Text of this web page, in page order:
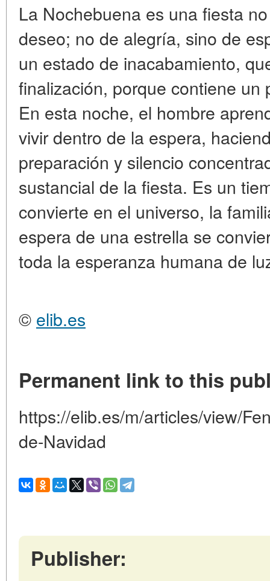
La Nochebuena es una fiesta
deseo; no de alegría, sino de
un estado de inacabamiento,
finalización, porque contiene
En esta noche, el hombre
vivir dentro de la espera,
preparación y silencio
sustancial de la fiesta. Es un
convierte en el universo, la
espera de una estrella se
toda la esperanza humana de
© elib.es
Permanent link to this
https://elib.es/m/articles/view/
de-Navidad
Publisher: